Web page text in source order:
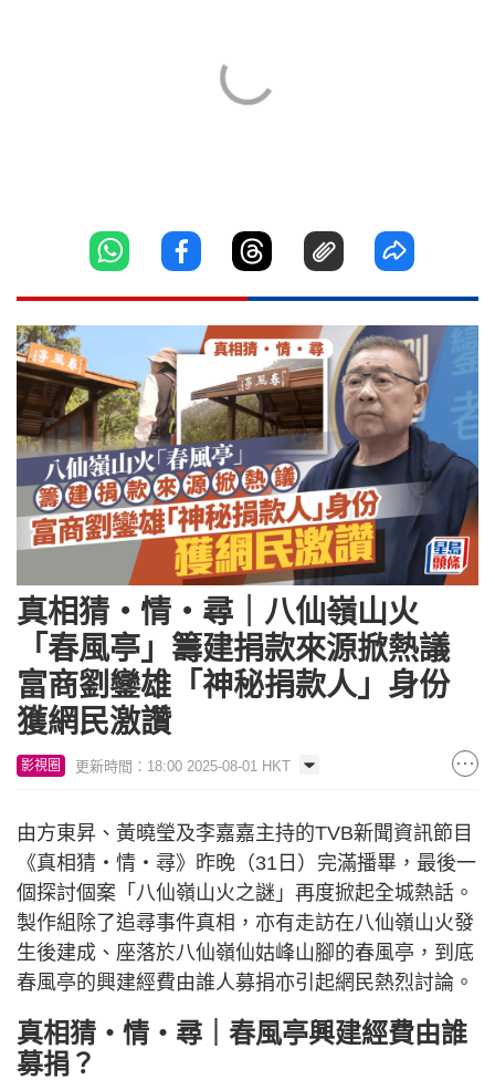
真相猜‧情‧尋｜八仙嶺山火
「春風亭」籌建捐款來源掀熱議
富商劉鑾雄「神秘捐款人」身份
獲網民激讚
影視圈 更新時間：18:00 2025-08-01 HKT
由方東昇、黃曉瑩及李嘉嘉主持的TVB新聞資訊節目
《真相猜‧情‧尋》昨晚（31日）完滿播畢，最後一
個探討個案「八仙嶺山火之謎」再度掀起全城熱話。
製作組除了追尋事件真相，亦有走訪在八仙嶺山火發
生後建成、座落於八仙嶺仙姑峰山腳的春風亭，到底
春風亭的興建經費由誰人募捐亦引起網民熱烈討論。
真相猜‧情‧尋｜春風亭興建經費由誰
募捐？